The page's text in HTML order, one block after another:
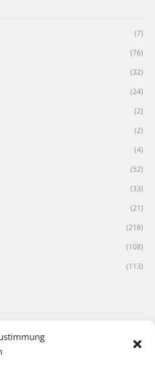
(7)
(76)
(32)
(24)
(2)
(2)
(4)
(52)
(33)
(21)
(218)
(108)
(113)